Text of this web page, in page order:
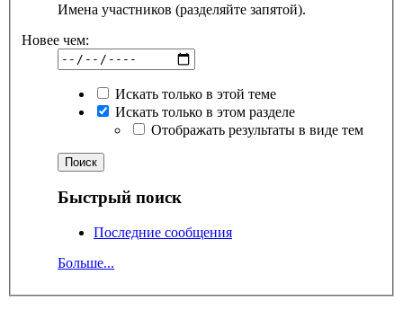
Имена участников (разделяйте запятой).
Новее чем:
Искать только в этой теме
Искать только в этом разделе
Отображать результаты в виде тем
Быстрый поиск
Последние сообщения
Больше...